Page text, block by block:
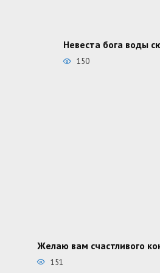
Невеста бога воды
150
Желаю вам счастливого
151